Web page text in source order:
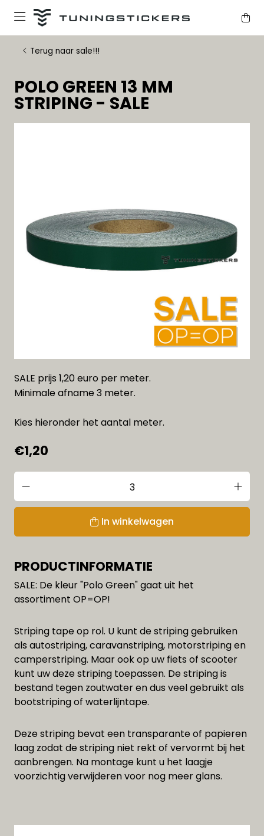
Terug naar sale!!!
POLO GREEN 13 MM
STRIPING - SALE
SALE prijs 1,20 euro per meter.
Minimale afname 3 meter.
Kies hieronder het aantal meter.
€1,20
In winkelwagen
PRODUCTINFORMATIE
SALE: De kleur "Polo Green" gaat uit het
assortiment OP=OP!
Striping tape op rol. U kunt de striping gebruiken
als autostriping, caravanstriping, motorstriping en
camperstriping. Maar ook op uw fiets of scooter
kunt uw deze striping toepassen. De striping is
bestand tegen zoutwater en dus veel gebruikt als
bootstriping of waterlijntape.
Deze striping bevat een transparante of papieren
laag zodat de striping niet rekt of vervormt bij het
aanbrengen. Na montage kunt u het laagje
voorzichtig verwijderen voor nog meer glans.